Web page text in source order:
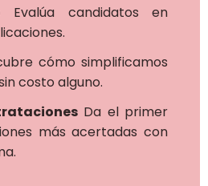
Evalúa candidatos en
cómo simplificamos
costo alguno.
Da el primer
más acertadas con